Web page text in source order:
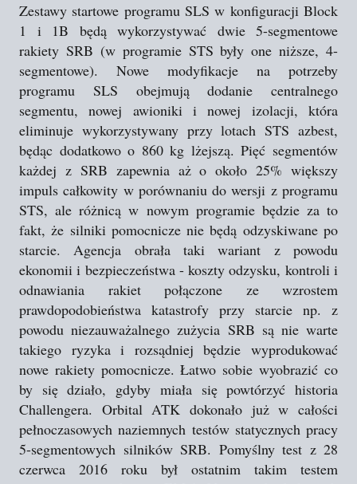
Zestawy startowe programu SLS w konfiguracji Block
1 i 1B będą wykorzystywać dwie 5-segmentowe
rakiety SRB (w programie STS były one niższe, 4-
segmentowe). Nowe modyfikacje na potrzeby
programu SLS obejmują dodanie centralnego
segmentu, nowej awioniki i nowej izolacji, która
eliminuje wykorzystywany przy lotach STS azbest,
będąc dodatkowo o 860 kg lżejszą. Pięć segmentów
każdej z SRB zapewnia aż o około 25% większy
impuls całkowity w porównaniu do wersji z programu
STS, ale różnicą w nowym programie będzie za to
fakt, że silniki pomocnicze nie będą odzyskiwane po
starcie. Agencja obrała taki wariant z powodu
ekonomii i bezpieczeństwa - koszty odzysku, kontroli i
odnawiania rakiet połączone ze wzrostem
prawdopodobieństwa katastrofy przy starcie np. z
powodu niezauważalnego zużycia SRB są nie warte
takiego ryzyka i rozsądniej będzie wyprodukować
nowe rakiety pomocnicze. Łatwo sobie wyobrazić co
by się działo, gdyby miała się powtórzyć historia
Challengera. Orbital ATK dokonało już w całości
pełnoczasowych naziemnych testów statycznych pracy
5-segmentowych silników SRB. Pomyślny test z 28
czerwca 2016 roku był ostatnim takim testem